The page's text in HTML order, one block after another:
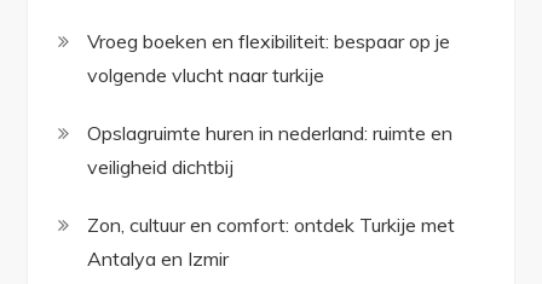
Vroeg boeken en flexibiliteit: bespaar op je
volgende vlucht naar turkije
Opslagruimte huren in nederland: ruimte en
veiligheid dichtbij
Zon, cultuur en comfort: ontdek Turkije met
Antalya en Izmir